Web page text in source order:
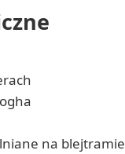
na blejtramie